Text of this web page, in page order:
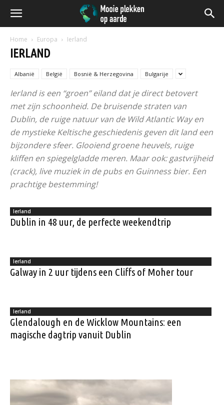
Home Europa Ierland
IERLAND
Albanië België Bosnië & Herzegovina Bulgarije
Ierland is een “groen” eiland dat je direct betovert
met zijn schoonheid. De bruisende straten van
Dublin, de ruige natuur van de Wild Atlantic Way en
de mystieke Keltische geschiedenis geven dit land een
bijzondere sfeer. Glooiend groene heuvels, ruige
kliffen en spiegelgladde meren. Maar ook: gastvrijheid
(crack), live muziek in de pubs en Guinness bier. Een
prachtige bestemming!
Ierland
Dublin in 48 uur, de perfecte weekendtrip
Ierland
Galway in 2 uur tijdens een Cliffs of Moher tour
Ierland
Glendalough en de Wicklow Mountains: een
magische dagtrip vanuit Dublin